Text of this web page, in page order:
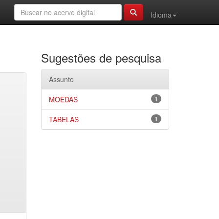
Idioma
Sugestões de pesquisa
Assunto
1
MOEDAS
1
TABELAS